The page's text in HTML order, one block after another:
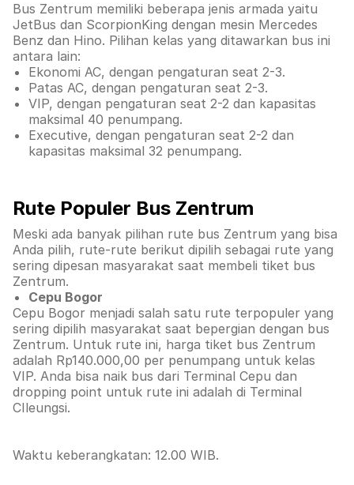
Bus Zentrum memiliki beberapa jenis armada yaitu
JetBus dan ScorpionKing dengan mesin Mercedes
Benz dan Hino. Pilihan kelas yang ditawarkan bus ini
antara lain:
Ekonomi AC, dengan pengaturan seat 2-3.
Patas AC, dengan pengaturan seat 2-3.
VIP, dengan pengaturan seat 2-2 dan kapasitas
maksimal 40 penumpang.
Executive, dengan pengaturan seat 2-2 dan
kapasitas maksimal 32 penumpang.
Rute Populer Bus Zentrum
Meski ada banyak pilihan rute bus Zentrum yang bisa
Anda pilih, rute-rute berikut dipilih sebagai rute yang
sering dipesan masyarakat saat membeli tiket bus
Zentrum.
Cepu Bogor
Cepu Bogor menjadi salah satu rute terpopuler yang
sering dipilih masyarakat saat bepergian dengan bus
Zentrum. Untuk rute ini, harga tiket bus Zentrum
adalah Rp140.000,00 per penumpang untuk kelas
VIP. Anda bisa naik bus dari Terminal Cepu dan
dropping point untuk rute ini adalah di Terminal
CIleungsi.
Waktu keberangkatan: 12.00 WIB.